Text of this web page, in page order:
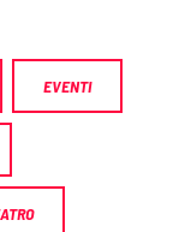
EVENTI